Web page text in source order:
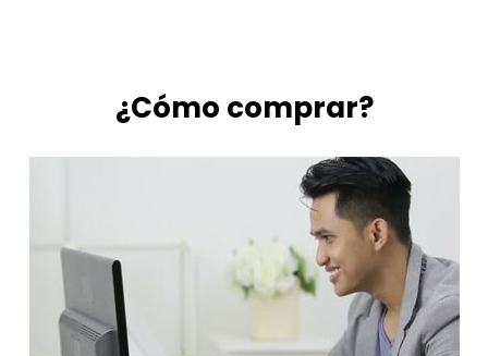
¿Cómo comprar?